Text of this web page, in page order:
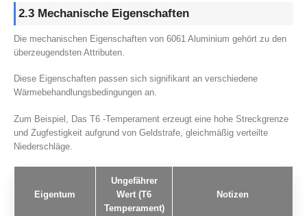
2.3 Mechanische Eigenschaften
Die mechanischen Eigenschaften von 6061 Aluminium gehört zu den
überzeugendsten Attributen.
Diese Eigenschaften passen sich signifikant an verschiedene
Wärmebehandlungsbedingungen an.
Zum Beispiel, Das T6 -Temperament erzeugt eine hohe Streckgrenze
und Zugfestigkeit aufgrund von Geldstrafe, gleichmäßig verteilte
Niederschläge.
Eigentum
Ungefährer
Wert (T6
Temperament)
Notizen